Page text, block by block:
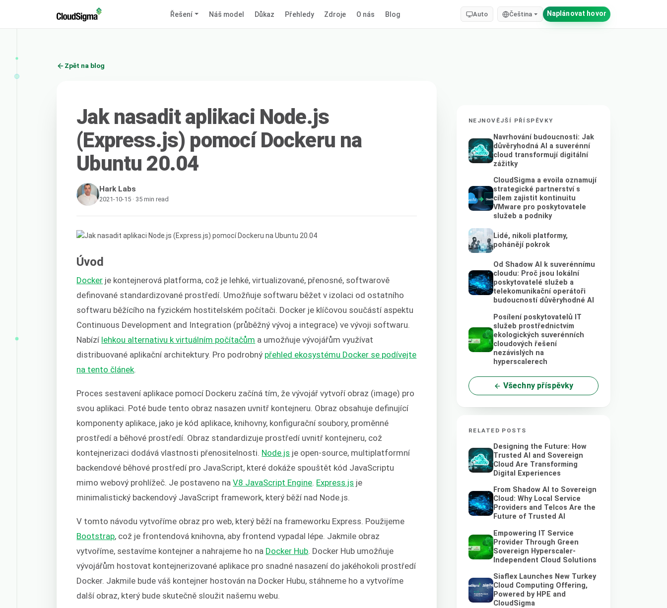
Řešení Náš model Důkaz Přehledy Zdroje O nás Blog Auto Čeština Naplánovat hovor
Zpět na blog
Jak nasadit aplikaci Node.js
(Express.js) pomocí Dockeru na
Ubuntu 20.04
Hark Labs
2021-10-15 · 35 min read
Úvod
Docker je kontejnerová platforma, což je lehké, virtualizované, přenosné, softwarově
definované standardizované prostředí. Umožňuje softwaru běžet v izolaci od ostatního
softwaru běžícího na fyzickém hostitelském počítači. Docker je klíčovou součástí aspektu
Continuous Development and Integration (průběžný vývoj a integrace) ve vývoji softwaru.
Nabízí lehkou alternativu k virtuálním počítačům a umožňuje vývojářům využívat
distribuované aplikační architektury. Pro podrobný přehled ekosystému Docker se podívejte
na tento článek
Proces sestavení aplikace pomocí Dockeru začíná tím, že vývojář vytvoří obraz (image) pro
svou aplikaci. Poté bude tento obraz nasazen uvnitř kontejneru. Obraz obsahuje definující
komponenty aplikace, jako je kód aplikace, knihovny, konfigurační soubory, proměnné
prostředí a běhové prostředí. Obraz standardizuje prostředí uvnitř kontejneru, což
kontejnerizaci dodává vlastnosti přenositelnosti. Node.js je open-source, multiplatformní
backendové běhové prostředí pro JavaScript, které dokáže spouštět kód JavaScriptu
mimo webový prohlížeč. Je postaveno naV8 JavaScript Engine Express.js je
minimalistický backendový JavaScript framework, který běží nad Node.js.
V tomto návodu vytvoříme obraz pro web, který běží na frameworku Express. Použijeme
Bootstrap, což je frontendová knihovna, aby frontend vypadal lépe. Jakmile obraz
vytvoříme, sestavíme kontejner a nahrajeme ho na Docker Hub. Docker Hub umožňuje
vývojářům hostovat kontejnerizované aplikace pro snadné nasazení do jakéhokoli prostředí
Docker. Jakmile bude váš kontejner hostován na Docker Hubu, stáhneme ho a vytvoříme
další obraz, který bude skutečně sloužit našemu webu.
NEJNOVĚJŠÍ PŘÍSPĚVKY
Navrhování budoucnosti: Jak
důvěryhodná AI a suverénní
cloud transformují digitální
zážitky
CloudSigma a evoila oznamují
strategické partnerství s
cílem zajistit kontinuitu
VMware pro poskytovatele
služeb a podniky
Lidé, nikoli platformy,
pohánějí pokrok
Od Shadow AI k suverénnímu
cloudu: Proč jsou lokální
poskytovatelé služeb a
telekomunikační operátoři
budoucností důvěryhodné AI
Posílení poskytovatelů IT
služeb prostřednictvím
ekologických suverénních
cloudových řešení
nezávislých na
hyperscalerech
Všechny příspěvky
RELATED POSTS
Designing the Future: How
Trusted AI and Sovereign
Cloud Are Transforming
Digital Experiences
From Shadow AI to Sovereign
Cloud: Why Local Service
Providers and Telcos Are the
Future of Trusted AI
Empowering IT Service
Provider Through Green
Sovereign Hyperscaler-
Independent Cloud Solutions
Siaflex Launches New Turkey
Cloud Computing Offering,
Powered by HPE and
CloudSigma